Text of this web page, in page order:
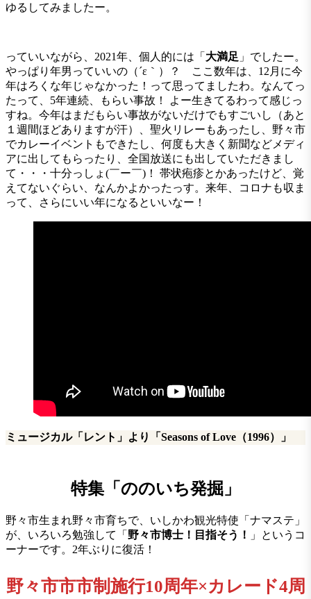
ゆるしてみましたー。
っていいながら、2021年、個人的には「 大満足 」でしたー。
やっぱり年男っていいの（´ε｀）？ ここ数年は、12月に今
年はろくな年じゃなかった！って思ってましたわ。なんてっ
たって、5年連続、もらい事故！ よー生きてるわって感じっ
すね。今年はまだもらい事故がないだけでもすごいし（あと
１週間ほどありますが汗）、聖火リレーもあったし、野々市
でカレーイベントもできたし、何度も大きく新聞などメディ
アに出してもらったり、全国放送にも出していただきまし
て・・・十分っしょ(￣ー￣)！ 帯状疱疹とかあったけど、覚
えてないぐらい、なんかよかったっす。来年、コロナも収ま
って、さらにいい年になるといいなー！
ミュージカル「レント」より「Seasons of Love（1996）」
特集「ののいち発掘」
野々市生まれ野々市育ちで、いしかわ観光特使「ナマステ」
が、いろいろ勉強して「 野々市博士！目指そう！
」というコ
ーナーです。2年ぶりに復活！
野々市市市制施行10周年×カレード4周